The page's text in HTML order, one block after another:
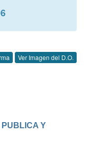
Ver Imagen del D.O.
PUBLICA Y